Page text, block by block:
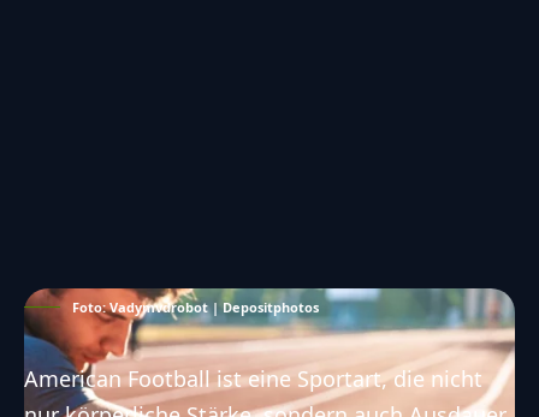
Foto: Vadymvdrobot | Depositphotos
American Football ist eine Sportart, die nicht